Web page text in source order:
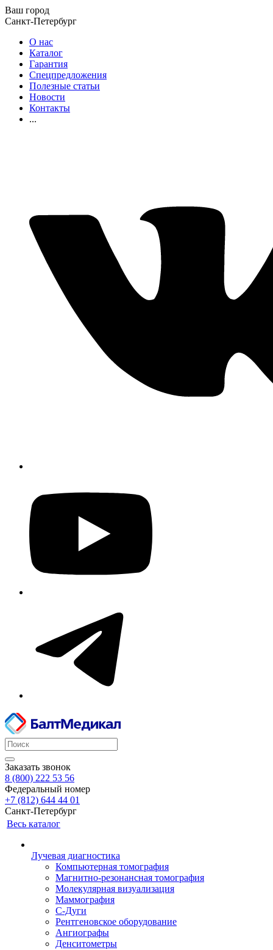
Ваш город
Санкт-Петербург
О нас
Каталог
Гарантия
Спецпредложения
Полезные статьи
Новости
Контакты
...
Заказать звонок
8 (800) 222 53 56
Федеральный номер
+7 (812) 644 44 01
Санкт-Петербург
Весь каталог
Лучевая диагностика
Компьютерная томография
Магнитно-резонансная томография
Молекулярная визуализация
Маммография
С-Дуги
Рентгеновское оборудование
Ангиографы
Денситометры